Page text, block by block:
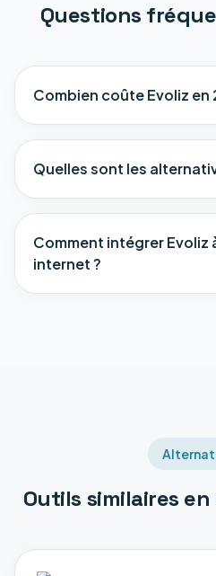
Questions
Combien coûte Evoliz en
Quelles sont les
Comment intégrer Evoliz
internet ?
Outils similaires en